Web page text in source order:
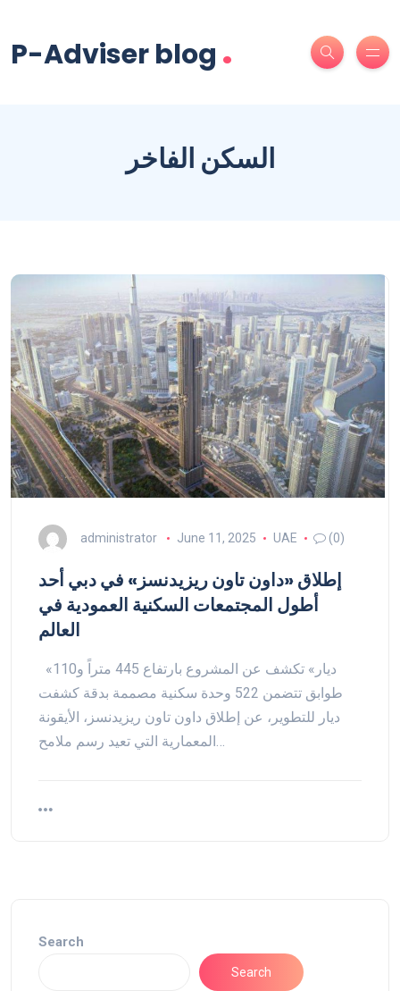
P-Adviser blog .
السكن الفاخر
administrator June 11, 2025 UAE (0)
إطلاق «داون تاون ريزيدنسز» في دبي أحد
أطول المجتمعات السكنية العمودية في
العالم
«ديار» تكشف عن المشروع بارتفاع 445 متراً و110
طوابق تتضمن 522 وحدة سكنية مصممة بدقة كشفت
ديار للتطوير، عن إطلاق داون تاون ريزيدنسز، الأيقونة
المعمارية التي تعيد رسم ملامح…
Search
Search